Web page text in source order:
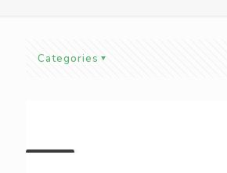
Categories